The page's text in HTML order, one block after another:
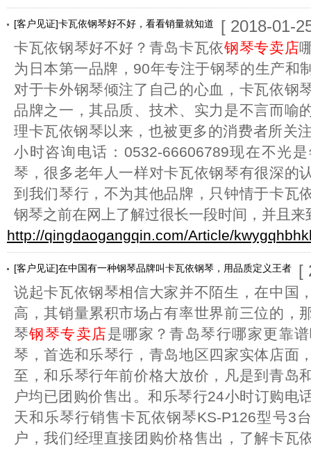
[客户见证]卡瓦依钢琴好不好，看看销量就知道 [ 2018-01-
卡瓦依钢琴好不好？青岛卡瓦依钢琴专卖店
为日本第一品牌，90年专注于钢琴的生产和
对于卡外钢琴倾注了自己的心血，卡瓦依钢
品牌之一，其品质、技术、实力是不言而喻
理卡瓦依钢琴以来，也被更多的消费者所关
小时咨询电话：0532-66606789现在不光
琴，很多老年人一样对卡瓦依钢琴有很深的
到我们琴行，不为其他品牌，只钟情于卡瓦
钢琴之前在网上了解过很长一段时间，并且来
http://qingdaogangqin.com/Article/
[客户见证]在中国有一种钢琴品牌叫卡瓦依钢琴，用品质定义王者 [
说起卡瓦依钢琴相信大家并不陌生，在中国
高，其销量累积市场占有率世界前三位的，
琴钢琴专卖店是哪家？青岛琴行哪家更靠
琴，首选和乐琴行，青岛地区四家实体店面
至，和乐琴行年前价格大放价，凡是到青岛
户均已团购价售出。和乐琴行24小时订购电
天和乐琴行销售卡瓦依钢琴KS-P126型号3
户，我们经理直接团购价格售出，了解卡瓦